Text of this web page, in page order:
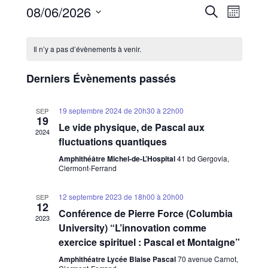
Recherche
et
Recherche
de
Mois
08/06/2026
Évènements
Il n’y a pas d’évènements à venir.
Derniers Évènements passés
SEP
19
2024
19 septembre 2024 de 20h30 à 22h00
Le vide physique, de Pascal aux
fluctuations quantiques
Amphithéâtre Michel-de-L’Hospital41 bd Gergovia,
Clermont-Ferrand
SEP
12
2023
12 septembre 2023 de 18h00 à 20h00
Conférence de Pierre Force (Columbia
University) “L’innovation comme
exercice spirituel : Pascal et Montaigne”
Amphithéatre Lycée Blaise Pascal70 avenue Carnot,